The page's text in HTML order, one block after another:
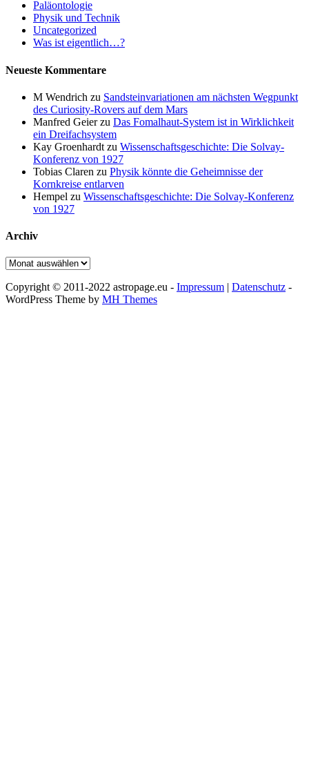
Paläontologie
Physik und Technik
Uncategorized
Was ist eigentlich…?
Neueste Kommentare
M Wendrich zu Sandsteinvariationen am nächsten Wegpunkt
des Curiosity-Rovers auf dem Mars
Manfred Geierzu Das Fomalhaut-System ist in Wirklichkeit
ein Dreifachsystem
Kay Groenhardt zu Wissenschaftsgeschichte: Die Solvay-
Konferenz von 1927
Tobias Claren zu Physik könnte die Geheimnisse der
Kornkreise entlarven
Hempel zu Wissenschaftsgeschichte: Die Solvay-Konferenz
von 1927
Archiv
Archiv
Copyright © 2011-2022 astropage.eu - Impressum | Datenschutz -
WordPress Theme by MH Themes